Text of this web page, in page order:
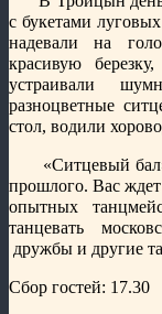
с букетами
надевали на
красивую
устраивали
разноцветные
стол, водили
«Ситцевый бал»
прошлого. Вас
опытных
танцевать
дружбы и другие
Сбор гостей: 17.30